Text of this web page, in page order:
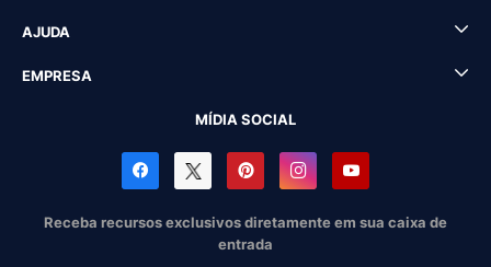
AJUDA
EMPRESA
MÍDIA SOCIAL
Receba recursos exclusivos diretamente em sua caixa de
entrada